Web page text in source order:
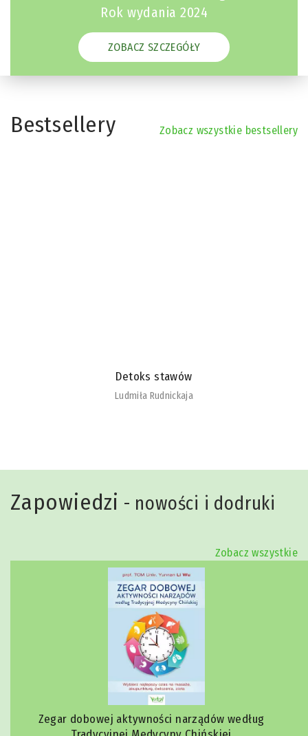
Rok wydania 2024
ZOBACZ SZCZEGÓŁY
Bestsellery Zobacz wszystkie bestsellery
Detoks stawów
Ludmiła Rudnickaja
Zapowiedzi - nowości i dodruki
Zobacz wszystkie
Zegar dobowej aktywności narządów według